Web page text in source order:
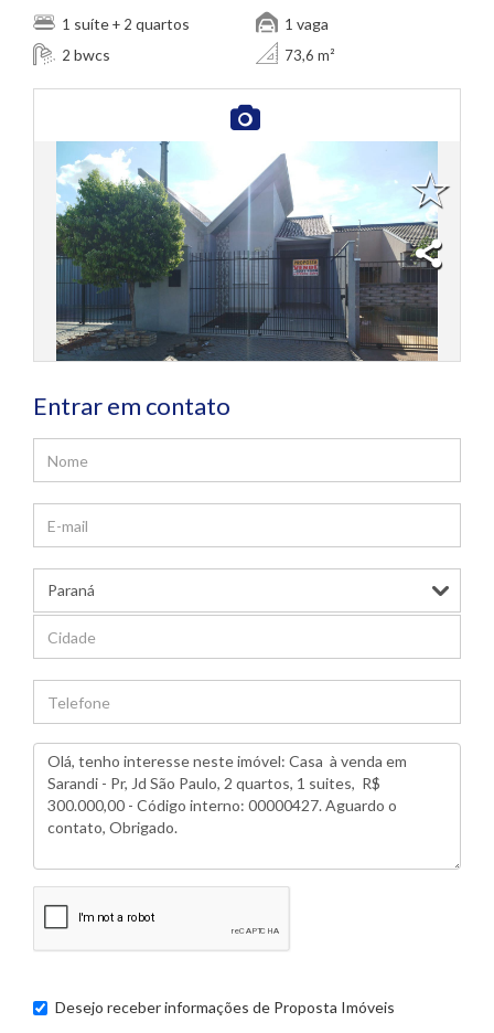
1 suíte + 2 quartos
2 bwcs
1 vaga
73,6 m²
Entrar em contato
Desejo receber informações de Proposta Imóveis